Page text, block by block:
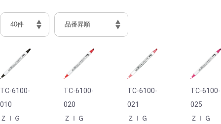
TC-6100-
010
ＺＩＧ
TC-6100-
020
ＺＩＧ
TC-6100-
021
ＺＩＧ
TC-6100-
025
ＺＩＧ